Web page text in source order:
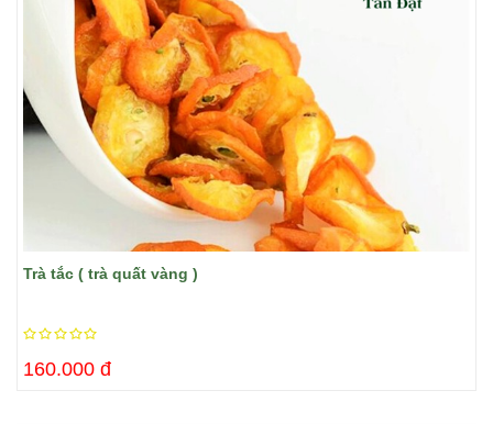
Trà tắc ( trà quất vàng )
160.000 đ